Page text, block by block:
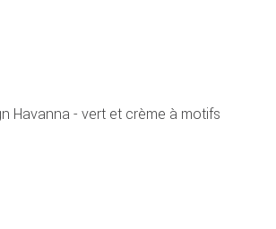
Havanna - vert et crème à motifs